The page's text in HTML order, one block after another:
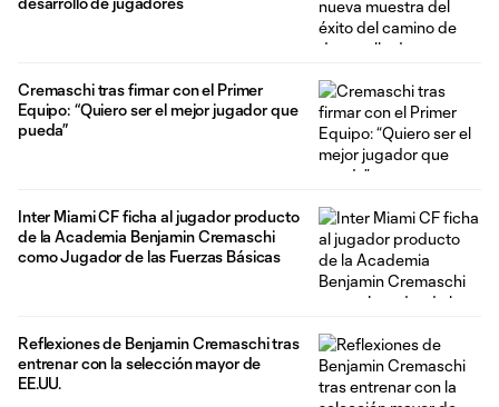
Cremaschi tras firmar con el Primer
Equipo: “Quiero ser el mejor jugador que
pueda”
Inter Miami CF ficha al jugador producto
de la Academia Benjamin Cremaschi
como Jugador de las Fuerzas Básicas
Reflexiones de Benjamin Cremaschi tras
entrenar con la selección mayor de
EE.UU.